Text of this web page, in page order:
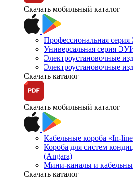
Скачать мобильный каталог
Профессиональная
Универсальная серия
Электроустановочные
Электроустановочные
Скачать каталог
Скачать мобильный каталог
Кабельные короба «In-
Короба для систем
(Angara)
Мини-каналы и
Скачать каталог